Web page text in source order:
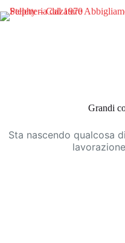
al
Grandi
Sta nascendo qualcosa